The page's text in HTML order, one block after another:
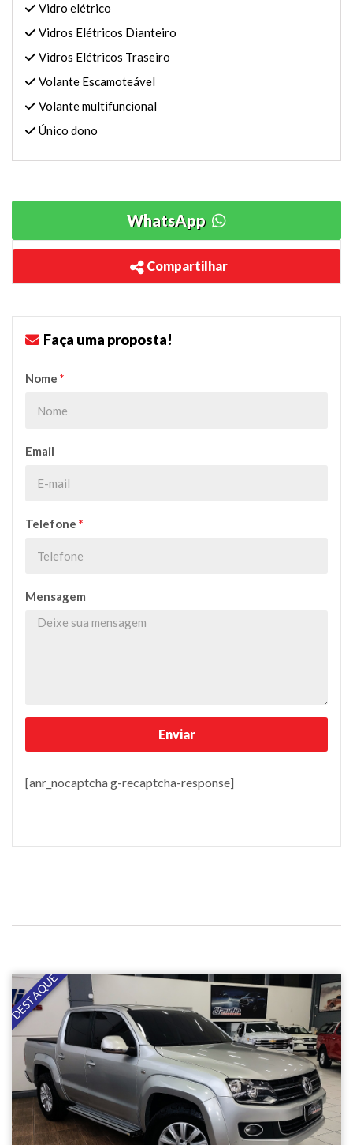
Vidro elétrico
Vidros Elétricos Dianteiro
Vidros Elétricos Traseiro
Volante Escamoteável
Volante multifuncional
Único dono
WhatsApp
Compartilhar
Faça uma proposta!
Nome *
Email
Telefone *
Mensagem
[anr_nocaptcha g-recaptcha-response]
DESTAQUE